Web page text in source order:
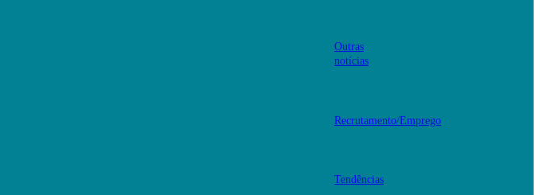
Outras
notícias
Recrutamento/Emprego
Tendências